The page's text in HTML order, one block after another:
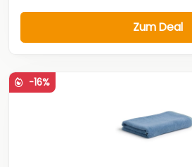
Zum Deal
-16%